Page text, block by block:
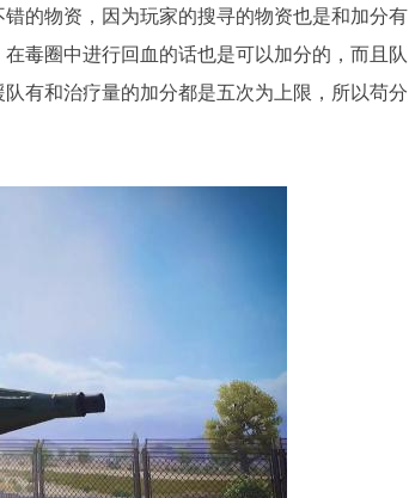
的物资，因为玩家的搜寻的物资也是和加分有
毒圈中进行回血的话也是可以加分的，而且队
有和治疗量的加分都是五次为上限，所以苟分